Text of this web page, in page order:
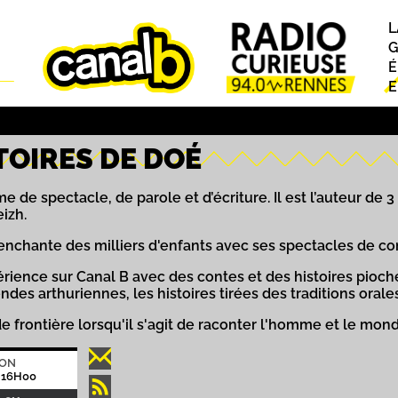
DE DOÉ
de spectacle, de parole et d’écriture. Il est l’auteur de
des milliers d'enfants avec ses spectacles de
sur Canal B avec des contes et des histoires
arthuriennes, les histoires tirées des traditions
frontière lorsqu'il s'agit de raconter l'homme et le
16H00